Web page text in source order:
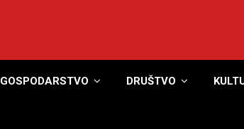
GOSPODARSTVO DRUŠTVO